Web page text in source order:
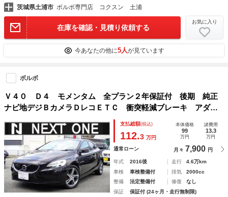
茨城県土浦市 ボルボ専門店 コクスン 土浦
在庫を確認・見積り依頼する
お気に入り
今あなたの他に5人が見ています
ボルボ
Ｖ４０ Ｄ４ モメンタム 全プラン２年保証付 後期 純正
ナビ地デジＢカメラＤレコＥＴＣ 衝突軽減ブレーキ アダプ
ティブクルコン ブラインドスポットモニター メモリー付パ
ワーシート ＬＥＤヘッドライト
支払総額(税込)
112.3 万円
本体価格
99
万円
諸費用
13.3
万円
通常ローン 月々 7,900 円
年式 2016後 走行
4.6万km
車検
車検整備付 排気
2000cc
整備
法定整備付 修復
なし
保証
保証付 (24ヶ月・走行無制限)